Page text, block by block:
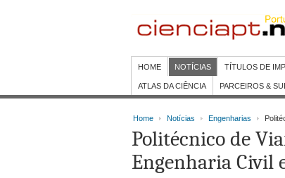
HOME NOTÍCIAS TÍTULOS DE
ATLAS DA CIÊNCIA PARCEIROS &
Home Notícias Engenharias
Politécnico de
Engenharia Civil